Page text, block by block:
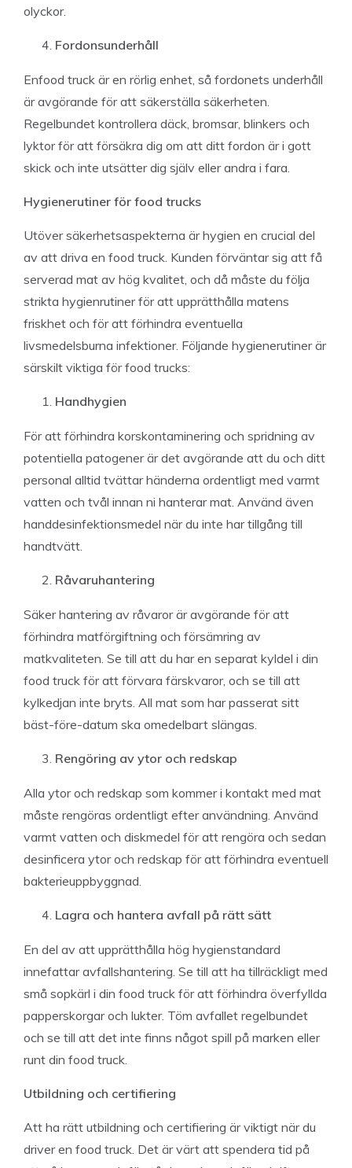
olyckor.
Fordonsunderhåll
Enfood truck är en rörlig enhet, så fordonets underhåll
är avgörande för att säkerställa säkerheten.
Regelbundet kontrollera däck, bromsar, blinkers och
lyktor för att försäkra dig om att ditt fordon är i gott
skick och inte utsätter dig själv eller andra i fara.
Hygienerutiner för food trucks
Utöver säkerhetsaspekterna är hygien en crucial del
av att driva en food truck. Kunden förväntar sig att få
serverad mat av hög kvalitet, och då måste du följa
strikta hygienrutiner för att upprätthålla matens
friskhet och för att förhindra eventuella
livsmedelsburna infektioner. Följande hygienerutiner är
särskilt viktiga för food trucks:
Handhygien
För att förhindra korskontaminering och spridning av
potentiella patogener är det avgörande att du och ditt
personal alltid tvättar händerna ordentligt med varmt
vatten och tvål innan ni hanterar mat. Använd även
handdesinfektionsmedel när du inte har tillgång till
handtvätt.
Råvaruhantering
Säker hantering av råvaror är avgörande för att
förhindra matförgiftning och försämring av
matkvaliteten. Se till att du har en separat kyldel i din
food truck för att förvara färskvaror, och se till att
kylkedjan inte bryts. All mat som har passerat sitt
bäst-före-datum ska omedelbart slängas.
Rengöring av ytor och redskap
Alla ytor och redskap som kommer i kontakt med mat
måste rengöras ordentligt efter användning. Använd
varmt vatten och diskmedel för att rengöra och sedan
desinficera ytor och redskap för att förhindra eventuell
bakterieuppbyggnad.
Lagra och hantera avfall på rätt sätt
En del av att upprätthålla hög hygienstandard
innefattar avfallshantering. Se till att ha tillräckligt med
små sopkärl i din food truck för att förhindra överfyllda
papperskorgar och lukter. Töm avfallet regelbundet
och se till att det inte finns något spill på marken eller
runt din food truck.
Utbildning och certifiering
Att ha rätt utbildning och certifiering är viktigt när du
driver en food truck. Det är värt att spendera tid på